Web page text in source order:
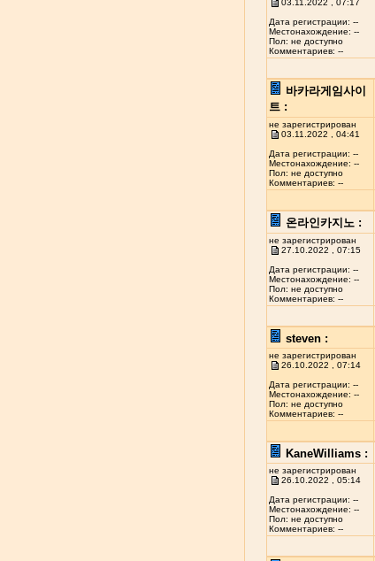
03.11.2022 , 07:17
Дата регистрации: --
Местонахождение: --
Пол: не доступно
Комментариев: --
바카라게임사이
트 :
не зарегистрирован
03.11.2022 , 04:41
Дата регистрации: --
Местонахождение: --
Пол: не доступно
Комментариев: --
온라인카지노 :
не зарегистрирован
27.10.2022 , 07:15
Дата регистрации: --
Местонахождение: --
Пол: не доступно
Комментариев: --
steven :
не зарегистрирован
26.10.2022 , 07:14
Дата регистрации: --
Местонахождение: --
Пол: не доступно
Комментариев: --
KaneWilliams :
не зарегистрирован
26.10.2022 , 05:14
Дата регистрации: --
Местонахождение: --
Пол: не доступно
Комментариев: --